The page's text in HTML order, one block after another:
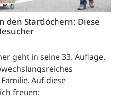
den Startlöchern: Diese
geht in seine 33. Auflage.
Auf diese
freuen: